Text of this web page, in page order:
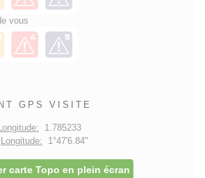
vous
GPS VISITE
1.785233
Longitude: 1°47'6.84"
carte Topo en plein écran